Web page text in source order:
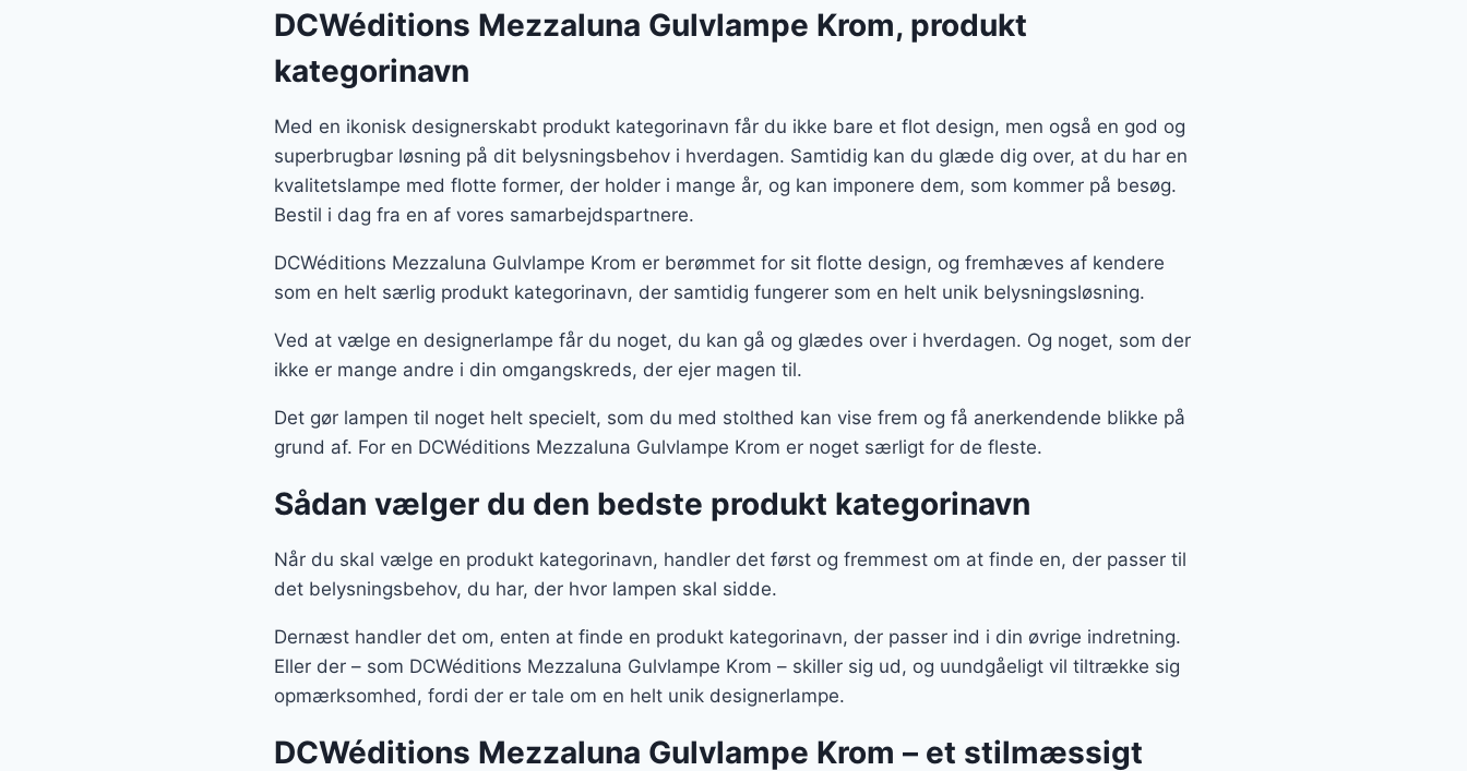
1.260 kr..1.006 kr..
DCWéditions Mezzaluna Gulvlampe Krom, produkt
kategorinavn
Med en ikonisk designerskabt produkt kategorinavn får du ikke bare et flot design, men også en god og
superbrugbar løsning på dit belysningsbehov i hverdagen. Samtidig kan du glæde dig over, at du har en
kvalitetslampe med flotte former, der holder i mange år, og kan imponere dem, som kommer på besøg.
Bestil i dag fra en af vores samarbejdspartnere.
DCWéditions Mezzaluna Gulvlampe Krom er berømmet for sit flotte design, og fremhæves af kendere
som en helt særlig produkt kategorinavn, der samtidig fungerer som en helt unik belysningsløsning.
Ved at vælge en designerlampe får du noget, du kan gå og glædes over i hverdagen. Og noget, som der
ikke er mange andre i din omgangskreds, der ejer magen til.
Det gør lampen til noget helt specielt, som du med stolthed kan vise frem og få anerkendende blikke på
grund af. For en DCWéditions Mezzaluna Gulvlampe Krom er noget særligt for de fleste.
Sådan vælger du den bedste produkt kategorinavn
Når du skal vælge en produkt kategorinavn, handler det først og fremmest om at finde en, der passer til
det belysningsbehov, du har, der hvor lampen skal sidde.
Dernæst handler det om, enten at finde en produkt kategorinavn, der passer ind i din øvrige indretning.
Eller der – som DCWéditions Mezzaluna Gulvlampe Krom – skiller sig ud, og uundgåeligt vil tiltrække sig
opmærksomhed, fordi der er tale om en helt unik designerlampe.
DCWéditions Mezzaluna Gulvlampe Krom – et stilmæssigt